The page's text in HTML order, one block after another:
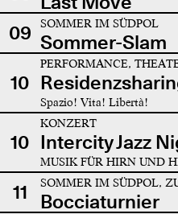
09
SOMMER IM SÜDPOL
Sommer-Slam
10
PERFORMANCE,
Spazio! Vita! Libertà!
10
KONZERT
Intercity Jazz
MUSIK FÜR HIRN UND
11 SOMMER IM SÜDPOL,
Bocciaturnier